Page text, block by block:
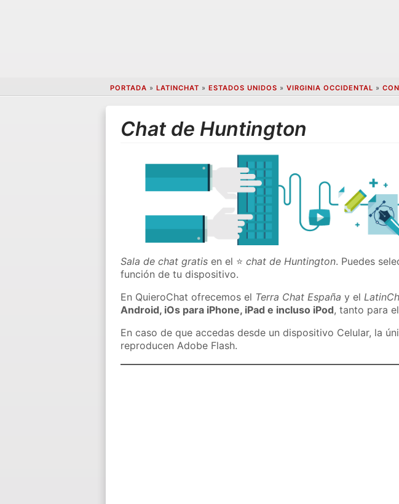
PORTADA » LATINCHAT » ESTADOS UNIDOS » VIRGINIA OCCIDENTAL »
Chat de Huntington
Sala de chat gratis en el ⭐chat de Huntington. Puedes
función de tu dispositivo.
En QuieroChat ofrecemos el Terra Chat España y el
Android, iOs para iPhone, iPad e incluso iPod, tanto para
En caso de que accedas desde un dispositivo Celular, la
reproducen Adobe Flash.